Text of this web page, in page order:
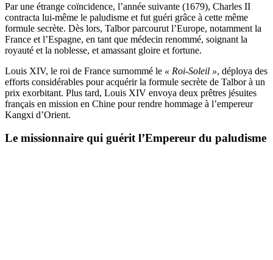
Par une étrange coïncidence, l’année suivante (1679), Charles II
contracta lui-même le paludisme et fut guéri grâce à cette même
formule secrète. Dès lors, Talbor parcourut l’Europe, notamment la
France et l’Espagne, en tant que médecin renommé, soignant la
royauté et la noblesse, et amassant gloire et fortune.
Louis XIV, le roi de France surnommé le « Roi-Soleil », déploya des
efforts considérables pour acquérir la formule secrète de Talbor à un
prix exorbitant. Plus tard, Louis XIV envoya deux prêtres jésuites
français en mission en Chine pour rendre hommage à l’empereur
Kangxi d’Orient.
Le missionnaire qui guérit l’Empereur du paludisme